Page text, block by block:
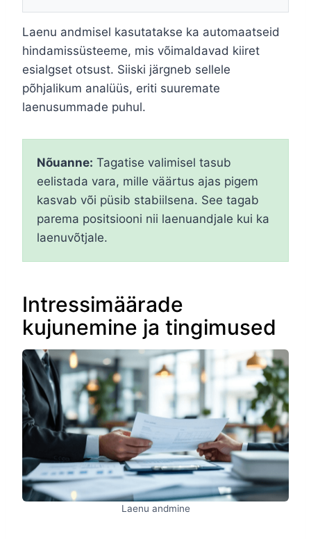
Laenu andmisel kasutatakse ka automaatseid
hindamissüsteeme, mis võimaldavad kiiret
esialgset otsust. Siiski järgneb sellele
põhjalikum analüüs, eriti suuremate
laenusummade puhul.
Nõuanne: Tagatise valimisel tasub
eelistada vara, mille väärtus ajas pigem
kasvab või püsib stabiilsena. See tagab
parema positsiooni nii laenuandjale kui ka
laenuvõtjale.
Intressimäärade
kujunemine ja tingimused
Laenu andmine